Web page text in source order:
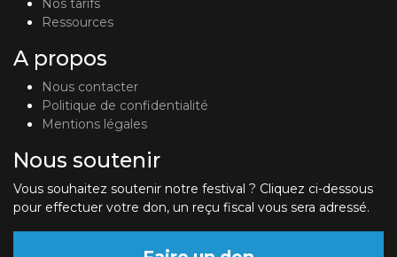
Nos tarifs
Ressources
A propos
Nous contacter
Politique de confidentialité
Mentions légales
Nous soutenir
Vous souhaitez soutenir notre festival ? Cliquez ci-dessous
pour effectuer votre don, un reçu fiscal vous sera adressé.